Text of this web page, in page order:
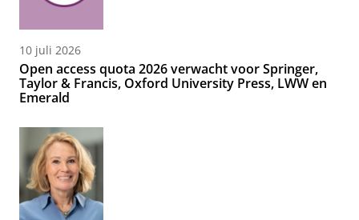
10 juli 2026
Open access quota 2026 verwacht voor Springer,
Taylor & Francis, Oxford University Press, LWW en
Emerald